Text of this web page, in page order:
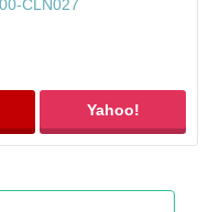
CLN027
Yahoo!